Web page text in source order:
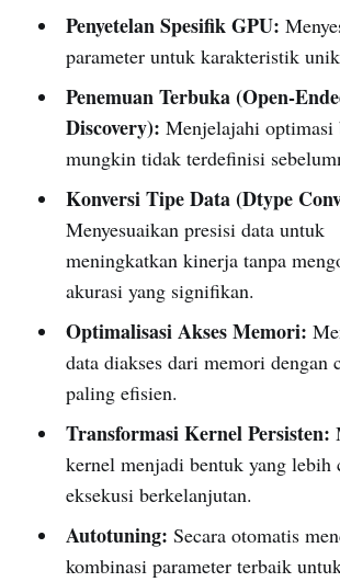
Penyetelan Spesifik GPU:
parameter untuk karakteristik
Penemuan Terbuka (Open-
Discovery): Menjelajahi optimasi
mungkin tidak terdefinisi
Konversi Tipe Data (Dtype
Menyesuaikan presisi data untuk
meningkatkan kinerja tanpa
akurasi yang signifikan.
Optimalisasi Akses Memori:
data diakses dari memori dengan
paling efisien.
Transformasi Kernel Persisten:
kernel menjadi bentuk yang lebih
eksekusi berkelanjutan.
Autotuning: Secara otomatis
kombinasi parameter terbaik